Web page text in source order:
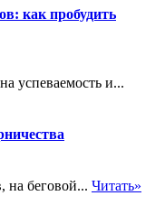
как пробудить
успеваемость и...
на беговой... Читать»